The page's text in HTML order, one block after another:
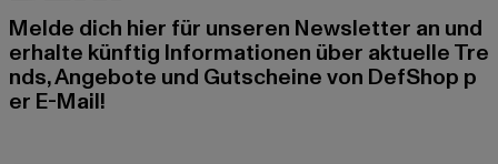
Melde dich hier für unseren Newsletter an und
erhalte künftig Informationen über aktuelle Tre
nds, Angebote und Gutscheine von DefShop p
er E-Mail!